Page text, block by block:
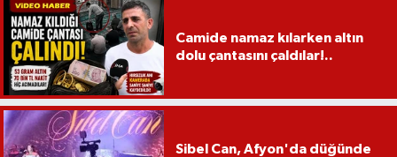
Camide namaz kılarken altın
dolu çantasını çaldılar!..
Sibel Can, Afyon'da düğünde